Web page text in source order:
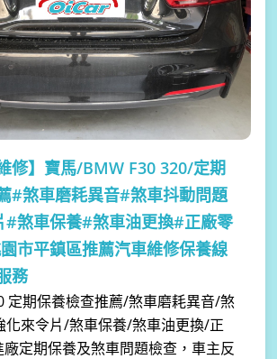
修】 寶馬/BMW F30 320/定期
#煞車磨耗異音#煞車抖動問題
#煞車保養#煞車油更換#正廠零
市平鎮區推薦汽車維修保養線
務
定期保養檢查推薦/煞車磨耗異音/煞
化來令片/煞車保養/煞車油更換/正
定期保養及煞車問題檢查，車主反